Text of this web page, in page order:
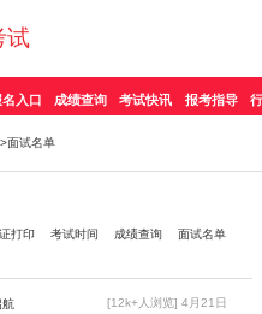
试
名入口 成绩查询 考试快讯 报考指导
>面试名单
打印 考试时间 成绩查询
面试名单
航 [12k+人浏览] 4月21日